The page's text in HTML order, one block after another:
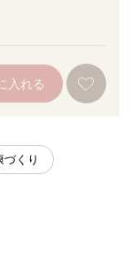
入れる
くり